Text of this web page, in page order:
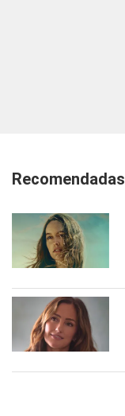
Recomendadas